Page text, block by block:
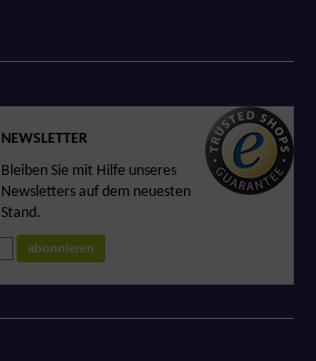
NEWSLETTER
Bleiben Sie mit Hilfe unseres
Newsletters auf dem neuesten
Stand.
abonnieren